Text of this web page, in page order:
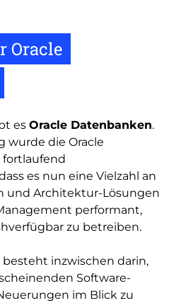
Oracle
es Oracle Datenbanken.
wurde die Oracle
fortlaufend
es nun eine Vielzahl an
und Architektur-Lösungen
performant,
zu betreiben.
inzwischen darin,
Software-
im Blick zu